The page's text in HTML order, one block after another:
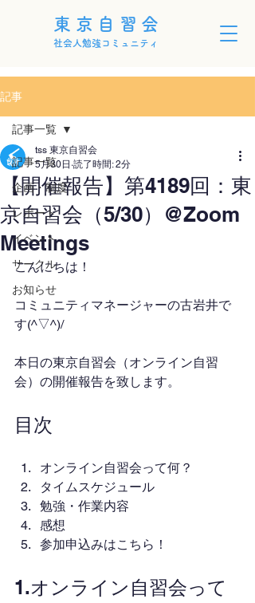
東京自習会
社会人勉強コミュニティ
記事
記事一覧
企画・制度
レポート
イベント
サークル
お知らせ
記事一覧
【開催報告】第4189回：東
京自習会（5/30）@Zoom
Meetings
tss 東京自習会
5月30日 読了時間: 2分
こんにちは！
コミュニティマネージャーの古岩井で
す(^▽^)/
本日の東京自習会（オンライン自習
会）の開催報告を致します。
目次
オンライン自習会って何？
タイムスケジュール
勉強・作業内容
感想
参加申込みはこちら！
1.オンライン自習会って